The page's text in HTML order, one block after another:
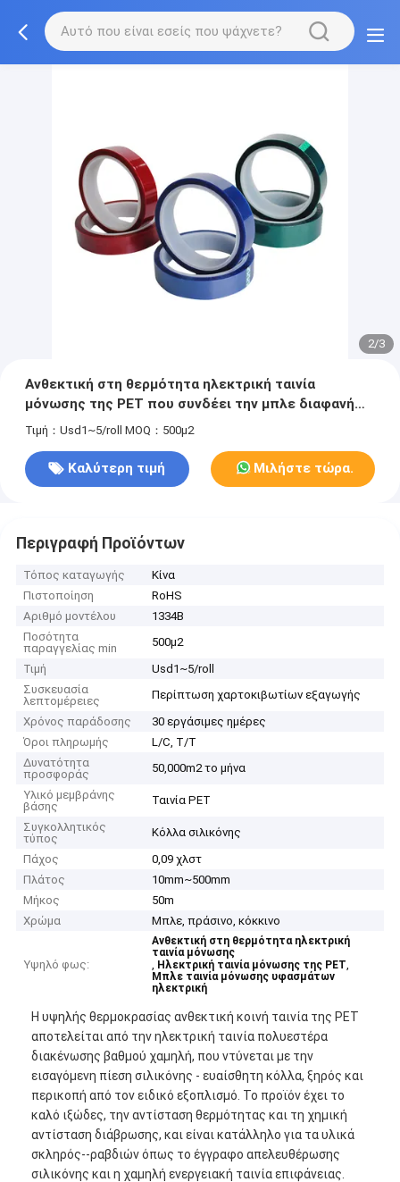
2/3
Ανθεκτική στη θερμότητα ηλεκτρική ταινία
μόνωσης της PET που συνδέει την μπλε διαφανή
υψηλή δύναμη προσκόλλησης ταινιών
Τιμή：Usd1~5/roll MOQ：500μ2
Καλύτερη τιμή Μιλήστε τώρα.
Περιγραφή Προϊόντων
Τόπος καταγωγής
Κίνα
Πιστοποίηση
RoHS
Αριθμό μοντέλου
1334B
Ποσότητα
παραγγελίας min
500μ2
Τιμή
Usd1~5/roll
Συσκευασία
λεπτομέρειες
Περίπτωση χαρτοκιβωτίων εξαγωγής
Χρόνος παράδοσης
30 εργάσιμες ημέρες
Όροι πληρωμής
L/C, T/T
Δυνατότητα
προσφοράς
50,000m2 το μήνα
Υλικό μεμβράνης
βάσης
Ταινία PET
Συγκολλητικός
τύπος
Κόλλα σιλικόνης
Πάχος
0,09 χλστ
Πλάτος
10mm~500mm
Μήκος
50m
Χρώμα
Μπλε, πράσινο, κόκκινο
Υψηλό φως:
Ανθεκτική στη θερμότητα ηλεκτρική
ταινία μόνωσης
, Ηλεκτρική ταινία μόνωσης της PET,
Μπλε ταινία μόνωσης υφασμάτων
ηλεκτρική
Η υψηλής θερμοκρασίας ανθεκτική κοινή ταινία της PET
αποτελείται από την ηλεκτρική ταινία πολυεστέρα
διακένωσης βαθμού χαμηλή, που ντύνεται με την
εισαγόμενη πίεση σιλικόνης - ευαίσθητη κόλλα, ξηρός και
περικοπή από τον ειδικό εξοπλισμό. Το προϊόν έχει το
καλό ιξώδες, την αντίσταση θερμότητας και τη χημική
αντίσταση διάβρωσης, και είναι κατάλληλο για τα υλικά
σκληρός--ραβδιών όπως το έγγραφο απελευθέρωσης
σιλικόνης και η χαμηλή ενεργειακή ταινία επιφάνειας.